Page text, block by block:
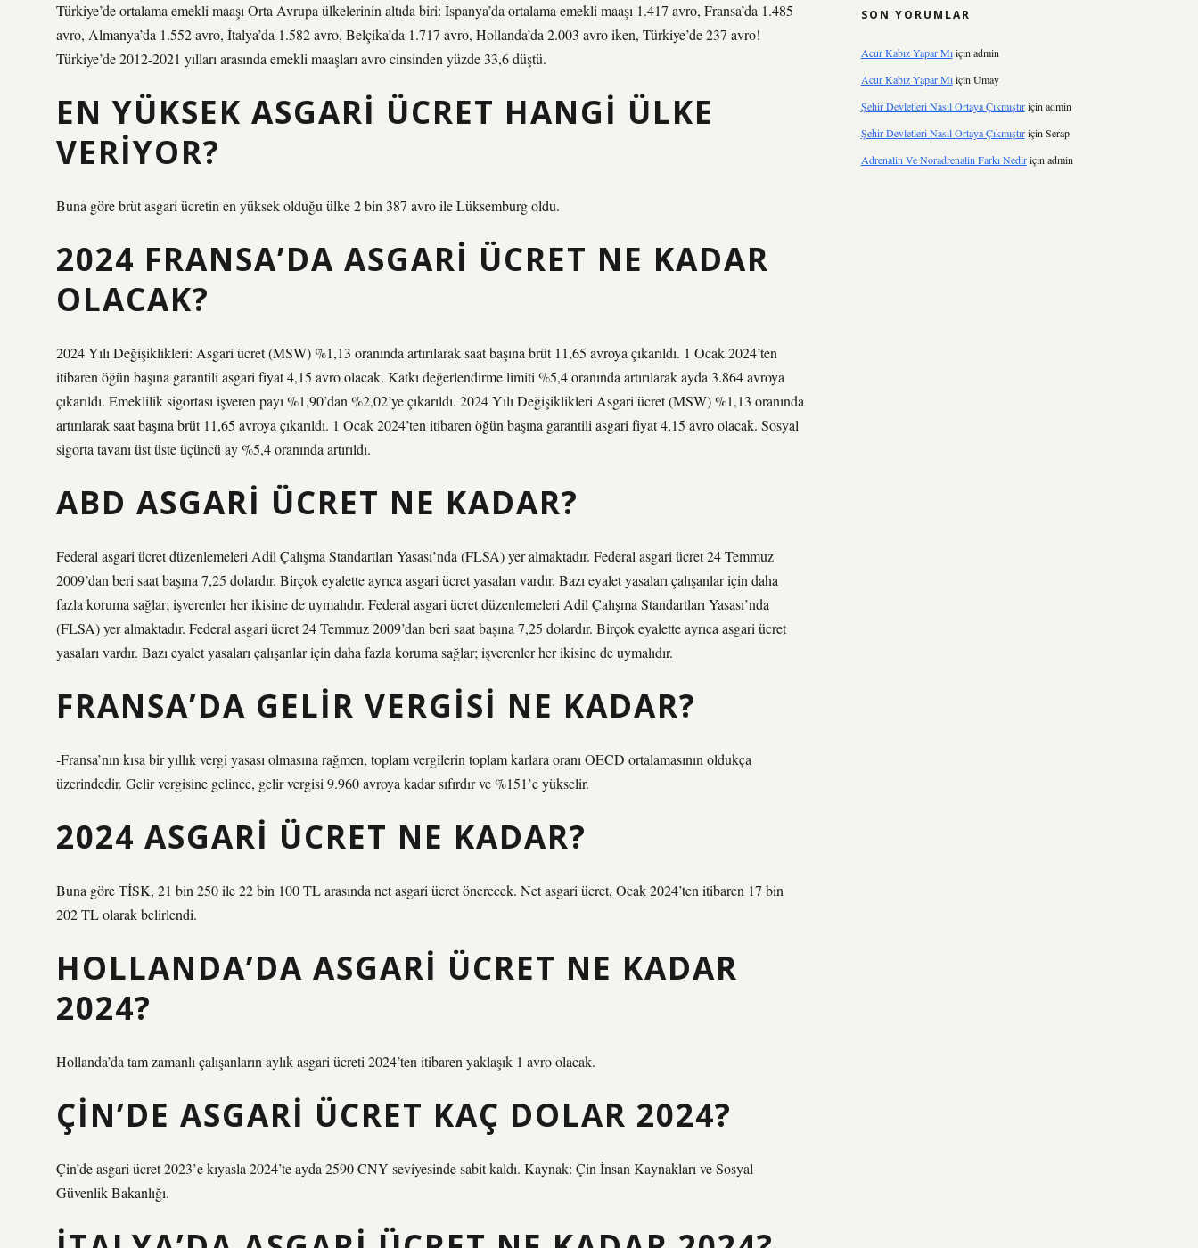
Türkiye’de ortalama emekli maaşı Orta Avrupa ülkelerinin altıda biri: İspanya’da ortalama emekli maaşı 1.417 avro, Fransa’da 1.485
avro, Almanya’da 1.552 avro, İtalya’da 1.582 avro, Belçika’da 1.717 avro, Hollanda’da 2.003 avro iken, Türkiye’de 237 avro!
Türkiye’de 2012-2021 yılları arasında emekli maaşları avro cinsinden yüzde 33,6 düştü.
EN YÜKSEK ASGARI ÜCRET HANGI ÜLKE
VERIYOR?
Buna göre brüt asgari ücretin en yüksek olduğu ülke 2 bin 387 avro ile Lüksemburg oldu.
2024 FRANSA’DA ASGARI ÜCRET NE KADAR
OLACAK?
2024 Yılı Değişiklikleri: Asgari ücret (MSW) %1,13 oranında artırılarak saat başına brüt 11,65 avroya çıkarıldı. 1 Ocak 2024’ten
itibaren öğün başına garantili asgari fiyat 4,15 avro olacak. Katkı değerlendirme limiti %5,4 oranında artırılarak ayda 3.864 avroya
çıkarıldı. Emeklilik sigortası işveren payı %1,90’dan %2,02’ye çıkarıldı. 2024 Yılı Değişiklikleri Asgari ücret (MSW) %1,13 oranında
artırılarak saat başına brüt 11,65 avroya çıkarıldı. 1 Ocak 2024’ten itibaren öğün başına garantili asgari fiyat 4,15 avro olacak. Sosyal
sigorta tavanı üst üste üçüncü ay %5,4 oranında artırıldı.
ABD ASGARI ÜCRET NE KADAR?
Federal asgari ücret düzenlemeleri Adil Çalışma Standartları Yasası’nda (FLSA) yer almaktadır. Federal asgari ücret 24 Temmuz
2009’dan beri saat başına 7,25 dolardır. Birçok eyalette ayrıca asgari ücret yasaları vardır. Bazı eyalet yasaları çalışanlar için daha
fazla koruma sağlar; işverenler her ikisine de uymalıdır. Federal asgari ücret düzenlemeleri Adil Çalışma Standartları Yasası’nda
(FLSA) yer almaktadır. Federal asgari ücret 24 Temmuz 2009’dan beri saat başına 7,25 dolardır. Birçok eyalette ayrıca asgari ücret
yasaları vardır. Bazı eyalet yasaları çalışanlar için daha fazla koruma sağlar; işverenler her ikisine de uymalıdır.
FRANSA’DA GELIR VERGISI NE KADAR?
-Fransa’nın kısa bir yıllık vergi yasası olmasına rağmen, toplam vergilerin toplam karlara oranı OECD ortalamasının oldukça
üzerindedir. Gelir vergisine gelince, gelir vergisi 9.960 avroya kadar sıfırdır ve %151’e yükselir.
2024 ASGARI ÜCRET NE KADAR?
Buna göre TİSK, 21 bin 250 ile 22 bin 100 TL arasında net asgari ücret önerecek. Net asgari ücret, Ocak 2024’ten itibaren 17 bin
202 TL olarak belirlendi.
HOLLANDA’DA ASGARI ÜCRET NE KADAR
2024?
Hollanda’da tam zamanlı çalışanların aylık asgari ücreti 2024’ten itibaren yaklaşık 1 avro olacak.
ÇIN’DE ASGARI ÜCRET KAÇ DOLAR 2024?
Çin’de asgari ücret 2023’e kıyasla 2024’te ayda 2590 CNY seviyesinde sabit kaldı. Kaynak: Çin İnsan Kaynakları ve Sosyal
Güvenlik Bakanlığı.
SON YORUMLAR
Acur Kabız Yapar Mıiçin admin
Acur Kabız Yapar Mıiçin Umay
Şehir Devletleri Nasıl Ortaya Çıkmıştıriçin admin
Şehir Devletleri Nasıl Ortaya Çıkmıştıriçin Serap
Adrenalin Ve Noradrenalin Farkı Nediriçin admin